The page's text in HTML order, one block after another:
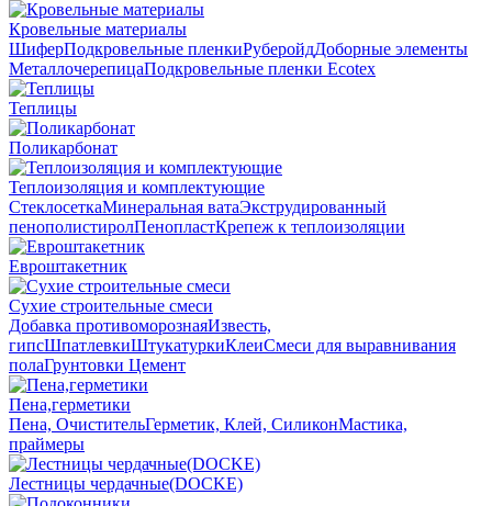
Кровельные материалы
ШиферПодкровельные пленкиРуберойдДоборные элементы
МеталлочерепицаПодкровельные пленки Ecotex
Теплицы
Поликарбонат
Теплоизоляция и комплектующие
СтеклосеткаМинеральная ватаЭкструдированный
пенополистиролПенопластКрепеж к теплоизоляции
Евроштакетник
Сухие строительные смеси
Добавка противоморознаяИзвесть,
гипсШпатлевкиШтукатуркиКлеиСмеси для выравнивания
полаГрунтовки Цемент
Пена,герметики
Пена, ОчистительГерметик, Клей, СиликонМастика,
праймеры
Лестницы чердачные(DOCKE)